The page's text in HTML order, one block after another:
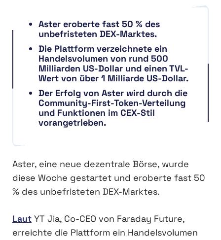
Aster eroberte fast 50 % des
unbefristeten DEX-Marktes.
Die Plattform verzeichnete ein
Handelsvolumen von rund 500
Milliarden US-Dollar und einen TVL-
Wert von über 1 Milliarde US-Dollar.
Der Erfolg von Aster wird durch die
Community-First-Token-Verteilung
und Funktionen im CEX-Stil
vorangetrieben.
Aster, eine neue dezentrale Börse, wurde
diese Woche gestartet und eroberte fast 50
% des unbefristeten DEX-Marktes.
Laut YT Jia, Co-CEO von Faraday Future,
erreichte die Plattform ein Handelsvolumen